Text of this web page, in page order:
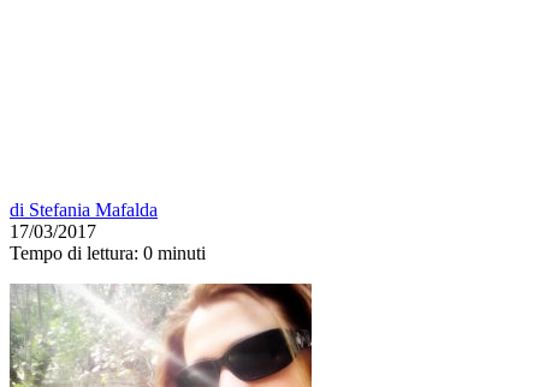
di Stefania Mafalda
17/03/2017
Tempo di lettura: 0 minuti